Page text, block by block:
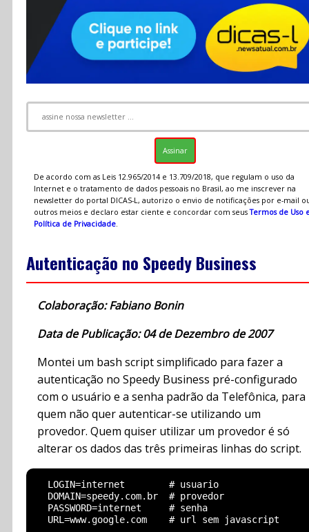
RSS
De acordo com as Leis 12.965/2014 e 13.709/2018, que regulam o uso da
Internet e o tratamento de dados pessoais no Brasil, ao me inscrever na
newsletter do portal DICAS-L, autorizo o envio de notificações por e-mail
outros meios e declaro estar ciente e concordar com seusTermos de Uso
Política de Privacidade.
Autenticação no Speedy Business
Colaboração: Fabiano Bonin
Data de Publicação: 04 de Dezembro de 2007
Montei um bash script simplificado para fazer a
autenticação no Speedy Business pré-configurado
com o usuário e a senha padrão da Telefônica, para
quem não quer autenticar-se utilizando um
provedor. Quem quiser utilizar um provedor é só
alterar os dados das três primeiras linhas do script.
  LOGIN=internet        # usuario
  DOMAIN=speedy.com.br  # provedor
  PASSWORD=internet     # senha
  URL=www.google.com    # url sem javascript